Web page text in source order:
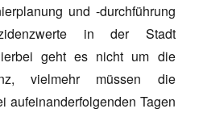
und -durchführung
in der Stadt
geht es nicht um die
vielmehr müssen die
aufeinanderfolgenden Tagen